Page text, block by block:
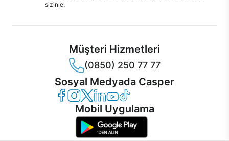
sizinle.
Müşteri Hizmetleri
(0850) 250 77 77
Sosyal Medyada Casper
Casper Facebook
Casper Instagram
Casper Twitter
Casper LinkedIn
Casper YouTube
Casper TikTok
Mobil Uygulama